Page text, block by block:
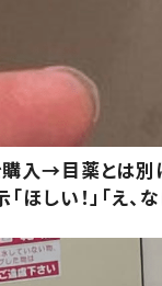
購入→目薬とは別
しい！」「え、